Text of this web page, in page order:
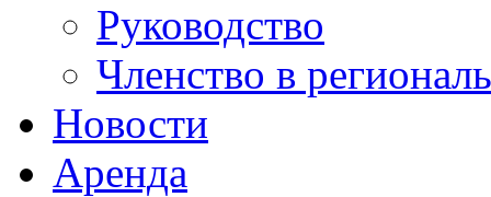
Руководство
Членство в
Новости
Аренда